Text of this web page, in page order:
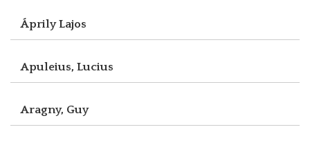
Áprily Lajos
Apuleius, Lucius
Aragny, Guy